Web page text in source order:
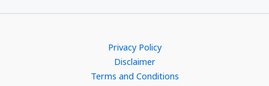
Privacy Policy
Disclaimer
Terms and Conditions